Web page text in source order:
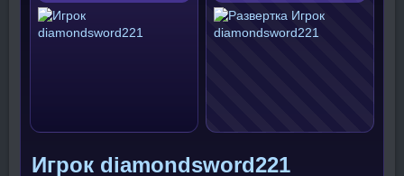
Игрок diamondsword221